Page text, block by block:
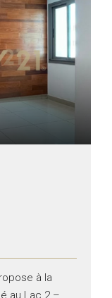
à la
au Lac 2 –